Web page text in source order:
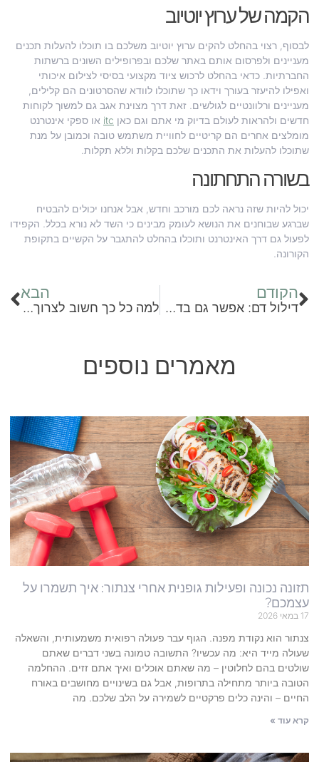
הקמה של ערוץ יוטיוב
לבסוף, רצוי בהחלט להקים ערוץ יוטיוב משלכם בו תוכלו להעלות תכנים
מעניינים ולפרסום אותם באתר שלכם ובפרופילים השונים ברשתות
החברתיות. כדאי בהחלט לרכוש ציוד מקצועי בסיסי לצילום איכותי
ואפילו להיעזר בעורך וידאו כך שתוכלו לוודא שהסרטונים הם קלילים,
מעניינים ורלוונטיים לגולשים. זאת דרך מצוינת אגב גם למשוך לקוחות
חדשים ולהראות לעולם בדיוק מי אתם וגם כאן itc או ספקי אינטרנט
מומלצים אחרים הם קריטיים לחוויית משתמש טובה וכמובן על מנת
שתוכלו להעלות את התכנים שלכם בקלות וללא תקלות.
בשורה התחתונה
יכול להיות שזה נראה לכם מורכב וחדש, אבל אנחנו יכולים להבטיח
שברגע שבוחנים את הנושא לעומק מבינים כי השד לא נורא בכלל. הקפידו
לפעול גם דרך האינטרנט ותוכלו בהחלט להתגבר על הקשיים בתקופת
הקורונה.
הקודם
דילול דם: אפשר גם בדרך טבעית
הבא
למה כל כך חשוב לצרוך ויטמין D?
מאמרים נוספים
תזונה נכונה ופעילות גופנית אחרי צנתור: איך תשמרו על
עצמכם?
17 במאי 2026
צנתור הוא נקודת מפנה. הגוף עבר פעולה רפואית משמעותית, והשאלה
שעולה מייד היא: מה עכשיו? התשובה טמונה בשני דברים שאתם
שולטים בהם לחלוטין – מה שאתם אוכלים ואיך אתם זזים. ההחלמה
הטובה ביותר מתחילה בתרופות, אבל גם בשינויים מחושבים באורח
החיים – והינה כלים פרקטיים לשמירה על הלב שלכם. מה
קרא עוד »